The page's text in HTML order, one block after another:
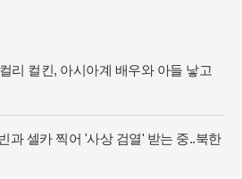
리 컬킨, 아시아계 배우와 아들 낳고
과 셀카 찍어 '사상 검열' 받는 중..북한